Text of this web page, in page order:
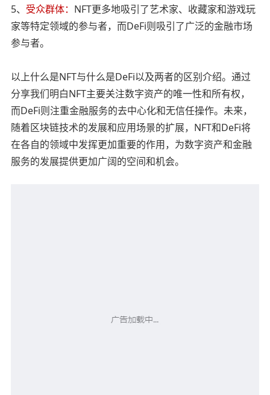
5、 受众群体： NFT更多地吸引了艺术家、收藏家和游戏玩
家等特定领域的参与者，而DeFi则吸引了广泛的金融市场
参与者。
以上什么是NFT与什么是DeFi以及两者的区别介绍。通过
分享我们明白NFT主要关注数字资产的唯一性和所有权，
而DeFi则注重金融服务的去中心化和无信任操作。未来，
随着区块链技术的发展和应用场景的扩展，NFT和DeFi将
在各自的领域中发挥更加重要的作用，为数字资产和金融
服务的发展提供更加广阔的空间和机会。